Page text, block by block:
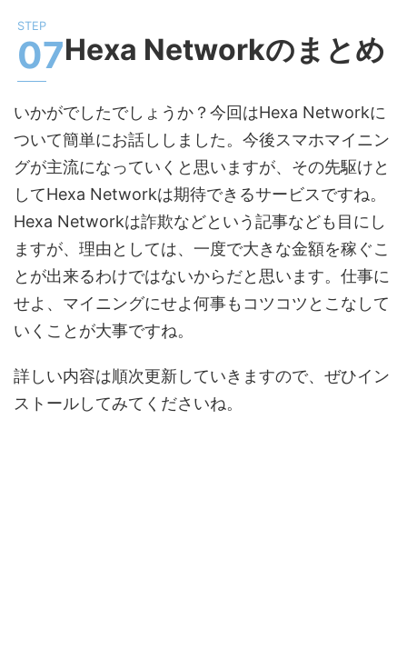
Hexa Networkのまとめ
いかがでしたでしょうか？今回はHexa Networkに
ついて簡単にお話ししました。今後スマホマイニン
グが主流になっていくと思いますが、その先駆けと
してHexa Networkは期待できるサービスですね。
Hexa Networkは詐欺などという記事なども目にし
ますが、理由としては、一度で大きな金額を稼ぐこ
とが出来るわけではないからだと思います。仕事に
せよ、マイニングにせよ何事もコツコツとこなして
いくことが大事ですね。
詳しい内容は順次更新していきますので、ぜひイン
ストールしてみてくださいね。